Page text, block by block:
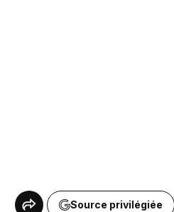
Source privilégiée